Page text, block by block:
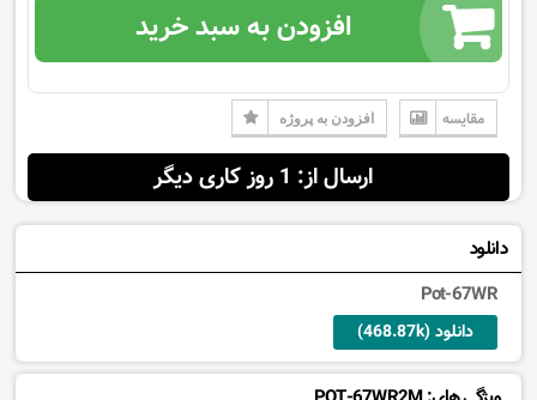
افزودن به سبد خرید
مقایسه افزودن به پروژه
ارسال از: 1 روز کاری دیگر
دانلود
Pot-67WR
دانلود (468.87k)